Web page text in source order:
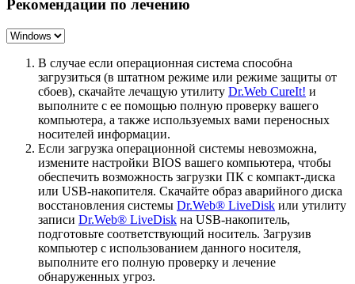
Рекомендации по лечению
В случае если операционная система способна
загрузиться (в штатном режиме или режиме защиты от
сбоев), скачайте лечащую утилиту Dr.Web CureIt! и
выполните с ее помощью полную проверку вашего
компьютера, а также используемых вами переносных
носителей информации.
Если загрузка операционной системы невозможна,
измените настройки BIOS вашего компьютера, чтобы
обеспечить возможность загрузки ПК с компакт-диска
или USB-накопителя. Скачайте образ аварийного диска
восстановления системы Dr.Web® LiveDisk или утилиту
записи Dr.Web® LiveDisk на USB-накопитель,
подготовьте соответствующий носитель. Загрузив
компьютер с использованием данного носителя,
выполните его полную проверку и лечение
обнаруженных угроз.